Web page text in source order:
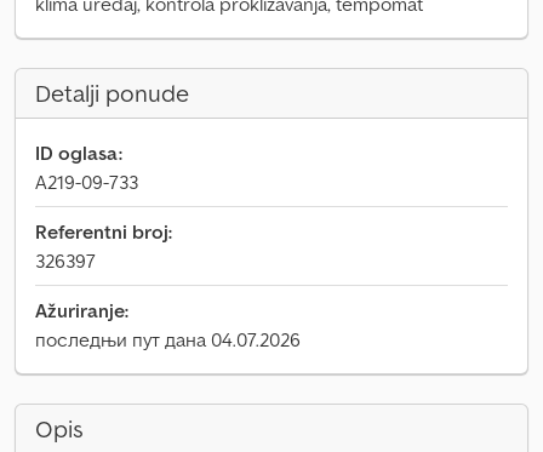
Detalji ponude
ID oglasa:
A219-09-733
Referentni broj:
326397
Ažuriranje:
последњи пут дана 04.07.2026
Opis